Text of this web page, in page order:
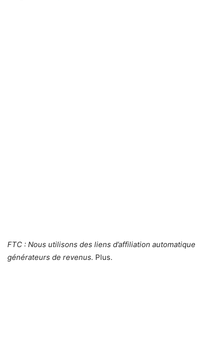
FTC : Nous utilisons des liens d’affiliation automatique
générateurs de revenus. Plus.